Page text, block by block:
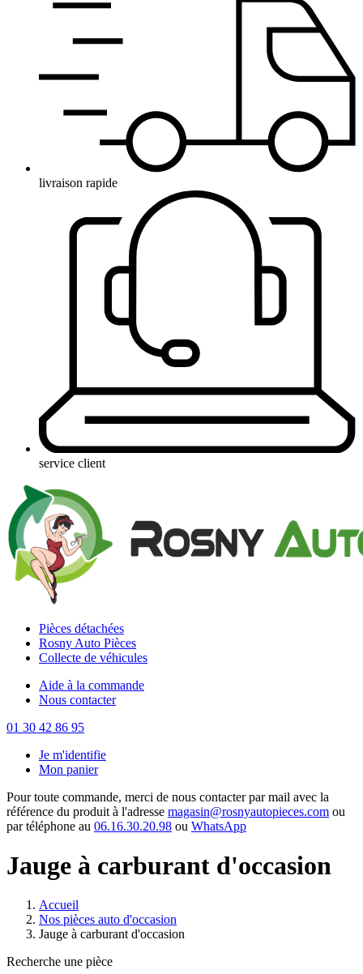
livraison rapide
service client
Pièces détachées
Rosny Auto Pièces
Collecte de véhicules
Aide à la commande
Nous contacter
01 30 42 86 95
Je m'identifie
Mon panier
Pour toute commande, merci de nous contacter par mail avec la
référence du produit à l'adresse magasin@rosnyautopieces.com ou
par téléphone au 06.16.30.20.98 ou WhatsApp
Jauge à carburant d'occasion
Accueil
Nos pièces auto d'occasion
Jauge à carburant d'occasion
Recherche une pièce